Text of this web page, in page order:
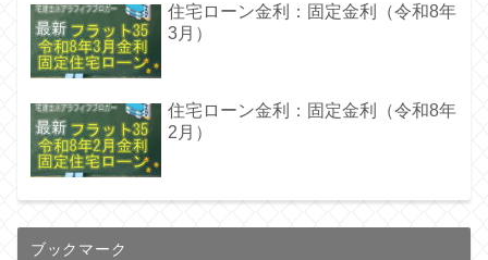
住宅ローン金利：固定金利（令和8年
3月）
住宅ローン金利：固定金利（令和8年
2月）
ブックマーク